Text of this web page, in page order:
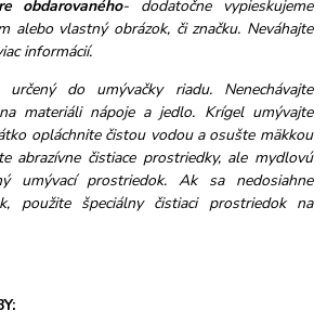
obdarovaného- dodatočne vypieskujeme
alebo vlastný obrázok, či značku. Neváhajte
informácií.
do umývačky riadu. Nenechávajte
materiáli nápoje a jedlo. Krígel umývajte
opláchnite čistou vodou a osušte mäkkou
abrazívne čistiace prostriedky, ale mydlovú
umývací prostriedok. Ak sa nedosiahne
použite špeciálny čistiaci prostriedok na